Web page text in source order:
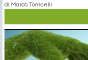
di Marco Torricelli